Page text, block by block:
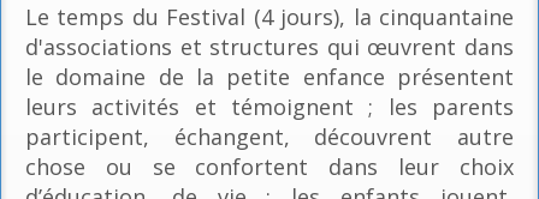
Le temps du Festival (4 jours), la cinquantaine
d'associations et structures qui œuvrent dans
le domaine de la petite enfance présentent
leurs activités et témoignent ; les parents
participent, échangent, découvrent autre
chose ou se confortent dans leur choix